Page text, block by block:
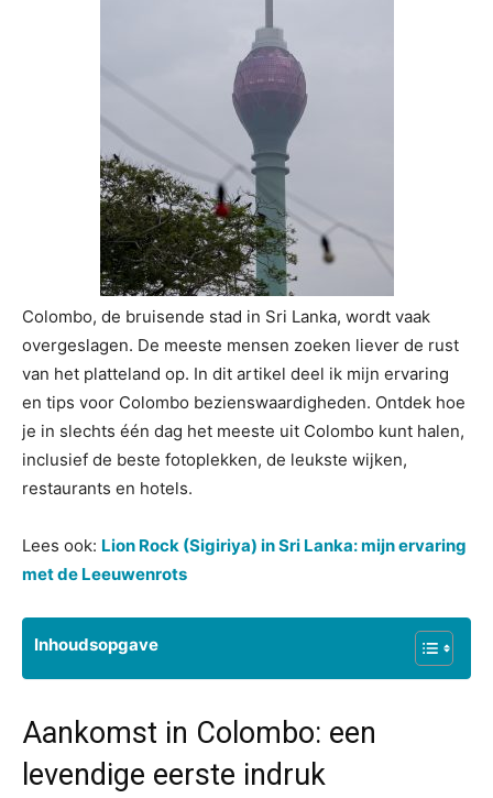
Colombo, de bruisende stad in Sri Lanka, wordt vaak
overgeslagen. De meeste mensen zoeken liever de rust
van het platteland op. In dit artikel deel ik mijn ervaring
en tips voor Colombo bezienswaardigheden. Ontdek hoe
je in slechts één dag het meeste uit Colombo kunt halen,
inclusief de beste fotoplekken, de leukste wijken,
restaurants en hotels.
Lees ook: Lion Rock (Sigiriya) in Sri Lanka: mijn ervaring
met de Leeuwenrots
Inhoudsopgave
Aankomst in Colombo: een
levendige eerste indruk